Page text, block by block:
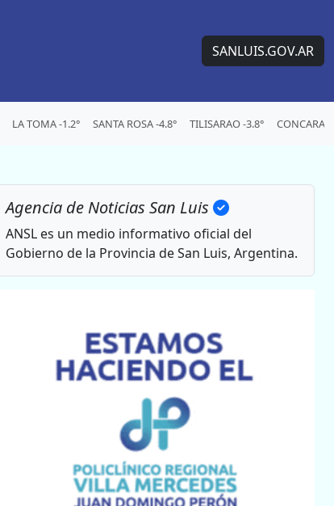
SANLUIS.GOV.AR
LA TOMA -1.2° SANTA ROSA -4.8° TILISARAO -3.8°
Agencia de Noticias San Luis
ANSL es un medio informativo oficial del
Gobierno de la Provincia de San Luis, Argentina.